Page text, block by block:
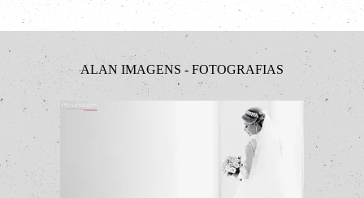
ALAN IMAGENS - FOTOGRAFIAS